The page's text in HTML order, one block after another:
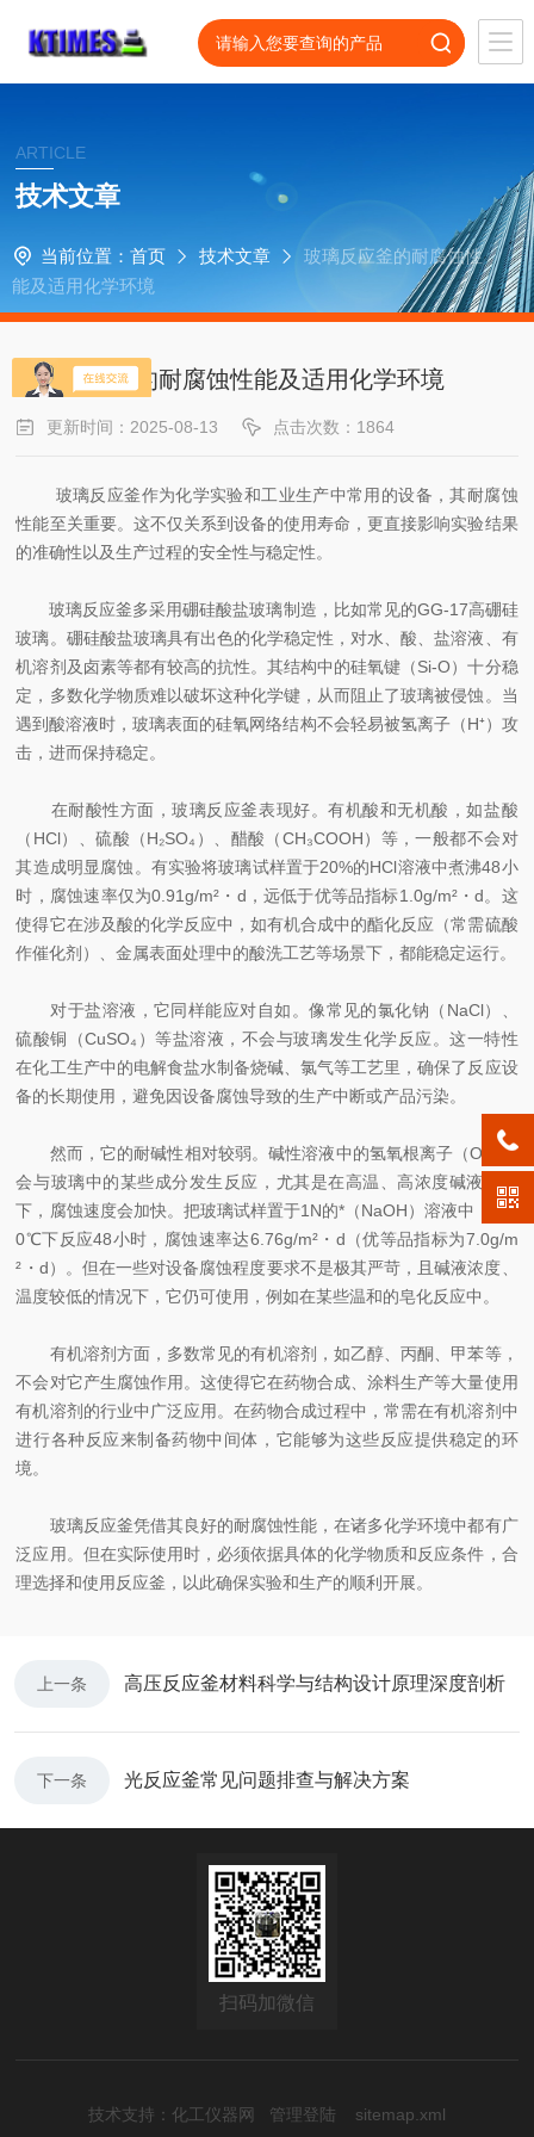
ARTICLE
技术文章
当前位置： 首页 技术文章
玻璃反应釜的耐腐蚀性
能及适用化学环境
玻璃反应釜的耐腐蚀性能及适用化学环境
更新时间：2025-08-13 点击次数：1864
玻璃反应釜作为化学实验和工业生产中常用的设备，其耐腐蚀
性能至关重要。这不仅关系到设备的使用寿命，更直接影响实验结果
的准确性以及生产过程的安全性与稳定性。​
玻璃反应釜多采用硼硅酸盐玻璃制造，比如常见的GG-17高硼硅
玻璃。硼硅酸盐玻璃具有出色的化学稳定性，对水、酸、盐溶液、有
机溶剂及卤素等都有较高的抗性。其结构中的硅氧键（Si-O）十分稳
定，多数化学物质难以破坏这种化学键，从而阻止了玻璃被侵蚀。当
遇到酸溶液时，玻璃表面的硅氧网络结构不会轻易被氢离子（H⁺）攻
击，进而保持稳定。​
在耐酸性方面，玻璃反应釜表现好。有机酸和无机酸，如盐酸
（HCl）、硫酸（H₂SO₄）、醋酸（CH₃COOH）等，一般都不会对
其造成明显腐蚀。有实验将玻璃试样置于20%的HCl溶液中煮沸48小
时，腐蚀速率仅为0.91g/m²・d，远低于优等品指标1.0g/m²・d。这
使得它在涉及酸的化学反应中，如有机合成中的酯化反应（常需硫酸
作催化剂）、金属表面处理中的酸洗工艺等场景下，都能稳定运行。​
对于盐溶液，它同样能应对自如。像常见的氯化钠（NaCl）、
硫酸铜（CuSO₄）等盐溶液，不会与玻璃发生化学反应。这一特性
在化工生产中的电解食盐水制备烧碱、氯气等工艺里，确保了反应设
备的长期使用，避免因设备腐蚀导致的生产中断或产品污染。​
然而，它的耐碱性相对较弱。碱性溶液中的氢氧根离子（OH⁻）
会与玻璃中的某些成分发生反应，尤其是在高温、高浓度碱液环境
下，腐蚀速度会加快。把玻璃试样置于1N的*（NaOH）溶液中，在8
0℃下反应48小时，腐蚀速率达6.76g/m²・d（优等品指标为7.0g/m
²・d）。但在一些对设备腐蚀程度要求不是极其严苛，且碱液浓度、
温度较低的情况下，它仍可使用，例如在某些温和的皂化反应中。​
有机溶剂方面，多数常见的有机溶剂，如乙醇、丙酮、甲苯等，
不会对它产生腐蚀作用。这使得它在药物合成、涂料生产等大量使用
有机溶剂的行业中广泛应用。在药物合成过程中，常需在有机溶剂中
进行各种反应来制备药物中间体，它能够为这些反应提供稳定的环
境。​
玻璃反应釜凭借其良好的耐腐蚀性能，在诸多化学环境中都有广
泛应用。但在实际使用时，必须依据具体的化学物质和反应条件，合
理选择和使用反应釜，以此确保实验和生产的顺利开展。
上一条 高压反应釜材料科学与结构设计原理深度剖析
下一条 光反应釜常见问题排查与解决方案
扫码加微信
技术支持： 化工仪器网 管理登陆 sitemap.xml